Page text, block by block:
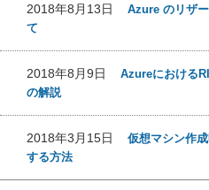
2018年8月13日 Azure のリザ
て
2018年8月9日 Azureにおける
の解説
2018年3月15日 仮想マシン作
する方法